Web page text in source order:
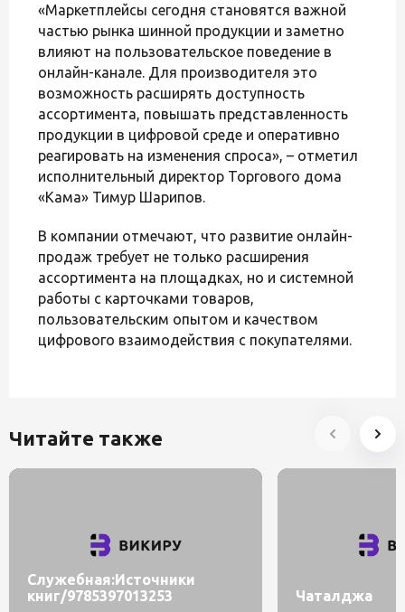
«Маркетплейсы сегодня становятся важной
частью рынка шинной продукции и заметно
влияют на пользовательское поведение в
онлайн-канале. Для производителя это
возможность расширять доступность
ассортимента, повышать представленность
продукции в цифровой среде и оперативно
реагировать на изменения спроса», – отметил
исполнительный директор Торгового дома
«Кама» Тимур Шарипов.
В компании отмечают, что развитие онлайн-
продаж требует не только расширения
ассортимента на площадках, но и системной
работы с карточками товаров,
пользовательским опытом и качеством
цифрового взаимодействия с покупателями.
Читайте также
Служебная:Источники
книг/9785397013253
Чаталджа